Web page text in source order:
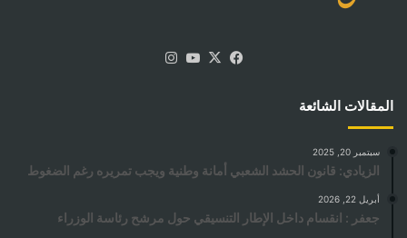
فيسبوك
‫X
‫YouTube
المقالات الشائعة
سبتمبر 20, 2025
الزيادي: قانون الحشد الشعبي أمانة وطنية ويجب تمريره رغم الضغوط
أبريل 22, 2026
جعفر : انقسام داخل الإطار التنسيقي حول مرشح رئاسة الوزراء